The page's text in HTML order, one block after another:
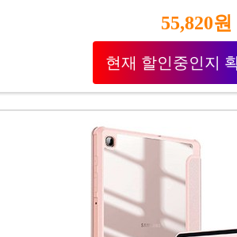
55,820원
현재 할인중인지